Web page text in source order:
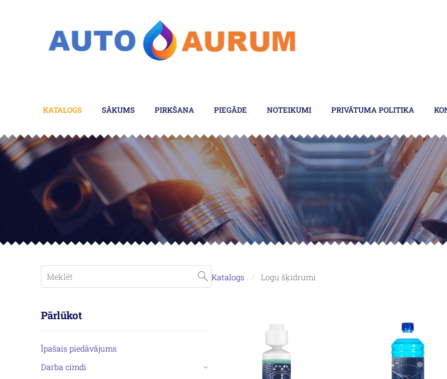
KATALOGS SĀKUMS PIRKŠANA PIEGĀDE NOTEIKUMI PRIVĀTUMA POLITIKA
Pārlūkot
Īpašais piedāvājums
Darba cimdi
›
Katalogs Logu šķidrumi